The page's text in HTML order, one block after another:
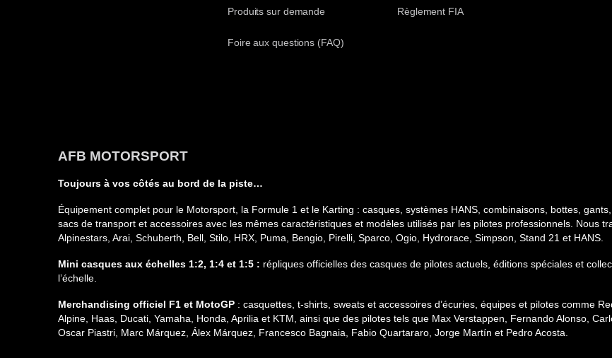
Produits sur demande
Foire aux questions (FAQ)
Règlement FIA
AFB MOTORSPORT
Toujours à vos côtés au bord de la piste…
Équipement complet pour le Motorsport, la Formule 1 et le Karting : casques, systèmes HANS, combinaisons, bottes,
sacs de transport et accessoires avec les mêmes caractéristiques et modèles utilisés par les pilotes professionnels. Nous
Alpinestars, Arai, Schuberth, Bell, Stilo, HRX, Puma, Bengio, Pirelli, Sparco, Ogio, Hydrorace, Simpson, Stand 21 et HANS.
Mini casques aux échelles 1:2, 1:4 et 1:5 : répliques officielles des casques de pilotes actuels, éditions spéciales et
l’échelle.
Merchandising officiel F1 et MotoGP : casquettes, t-shirts, sweats et accessoires d’écuries, équipes et pilotes comme
Alpine, Haas, Ducati, Yamaha, Honda, Aprilia et KTM, ainsi que des pilotes tels que Max Verstappen, Fernando Alonso,
Oscar Piastri, Marc Márquez, Álex Márquez, Francesco Bagnaia, Fabio Quartararo, Jorge Martín et Pedro Acosta.